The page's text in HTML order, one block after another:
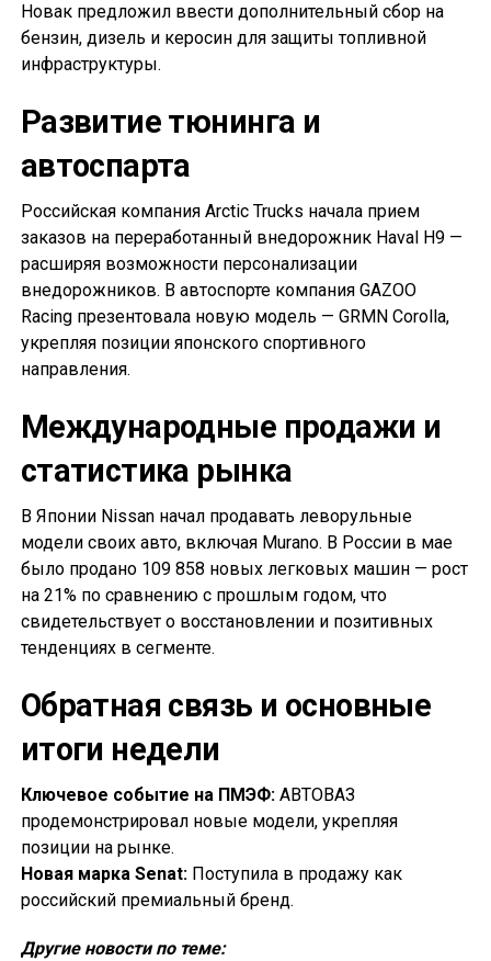
Новак предложил ввести дополнительный сбор на
бензин, дизель и керосин для защиты топливной
инфраструктуры.
Развитие тюнинга и
автоспарта
Российская компания Arctic Trucks начала прием
заказов на переработанный внедорожник Haval H9 —
расширяя возможности персонализации
внедорожников. В автоспорте компания GAZOO
Racing презентовала новую модель — GRMN Corolla,
укрепляя позиции японского спортивного
направления.
Международные продажи и
статистика рынка
В Японии Nissan начал продавать леворульные
модели своих авто, включая Murano. В России в мае
было продано 109 858 новых легковых машин — рост
на 21% по сравнению с прошлым годом, что
свидетельствует о восстановлении и позитивных
тенденциях в сегменте.
Обратная связь и основные
итоги недели
Ключевое событие на ПМЭФ:АВТОВАЗ
продемонстрировал новые модели, укрепляя
позиции на рынке.
Новая марка Senat:Поступила в продажу как
российский премиальный бренд.
Другие новости по теме: